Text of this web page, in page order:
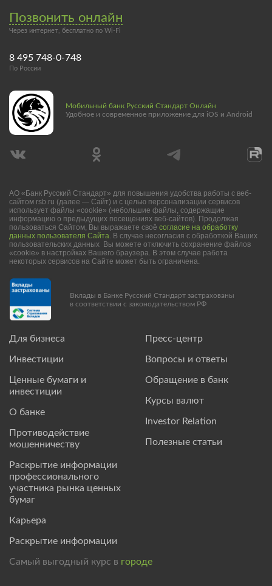
Позвонить онлайн
Через интернет, бесплатно по Wi-Fi
8 495 748-0-748
По России
Для бизнеса
Инвестиции
Ценные бумаги и
инвестиции
О банке
Противодействие
мошенничеству
Раскрытие информации
профессионального
участника рынка ценных
бумаг
Карьера
Раскрытие информации
Пресс-центр
Вопросы и ответы
Обращение в банк
Курсы валют
Investor Relation
Полезные статьи
Мобильный банк Русский Стандарт Онлайн
Удобное и современное приложение для iOS и Android
АО «Банк Русский Стандарт» для повышения удобства работы с веб-
сайтом rsb.ru (далее — Сайт) и с целью персонализации сервисов
использует файлы «cookie» (небольшие файлы, содержащие
информацию о предыдущих посещениях веб-сайтов). Продолжая
пользоваться Сайтом, Вы выражаете своё согласие на обработку
данных пользователя Сайта. В случае несогласия с обработкой Ваших
пользовательских данных Вы можете отключить сохранение файлов
«cookie» в настройках Вашего браузера. В этом случае работа
некоторых сервисов на Сайте может быть ограничена.
Вклады в Банке Русский Стандарт застрахованы
в соответствии с законодательством РФ
Самый выгодный курс в городе